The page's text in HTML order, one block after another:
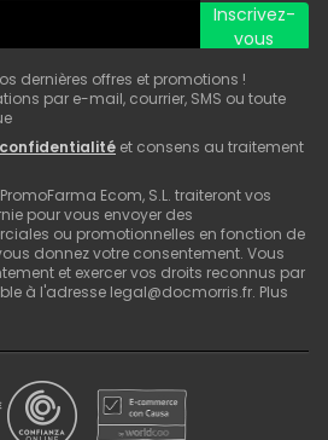
Inscrivez-
vous
dernières offres et promotions !
par e-mail, courrier, SMS ou toute
et consens au traitement
Ecom, S.L. traiteront vos
pour vous envoyer des
ou promotionnelles en fonction de
donnez votre consentement. Vous
et exercer vos droits reconnus par
à l'adresse legal@docmorris.fr. Plus